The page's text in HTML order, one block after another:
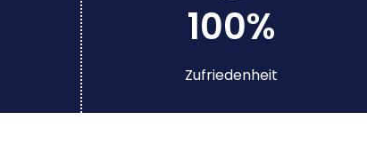
100%
Zufriedenheit